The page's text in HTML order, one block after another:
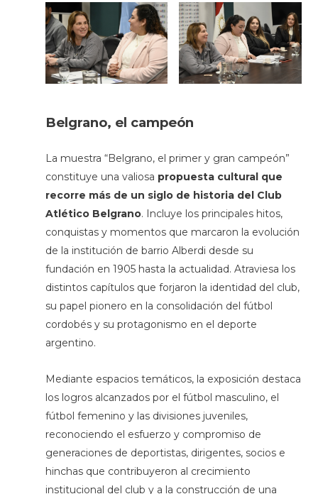
Belgrano, el campeón
La muestra “Belgrano, el primer y gran campeón”
constituye una valiosa propuesta cultural que
recorre más de un siglo de historia del Club
Atlético Belgrano. Incluye los principales hitos,
conquistas y momentos que marcaron la evolución
de la institución de barrio Alberdi desde su
fundación en 1905 hasta la actualidad. Atraviesa los
distintos capítulos que forjaron la identidad del club,
su papel pionero en la consolidación del fútbol
cordobés y su protagonismo en el deporte
argentino.
Mediante espacios temáticos, la exposición destaca
los logros alcanzados por el fútbol masculino, el
fútbol femenino y las divisiones juveniles,
reconociendo el esfuerzo y compromiso de
generaciones de deportistas, dirigentes, socios e
hinchas que contribuyeron al crecimiento
institucional del club y a la construcción de una